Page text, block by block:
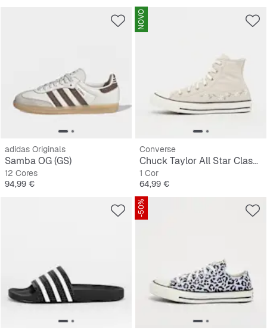
adidas Originals
Samba OG (GS)
12 Cores
Preço
94,99 €
NOVO
Converse
Chuck Taylor All Star Classic (GS)
1 Cor
Preço
64,99 €
-50%